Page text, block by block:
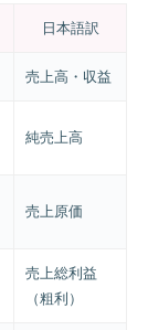
日本語訳
売上高・収益
純売上高
売上原価
売上総利益
（粗利）